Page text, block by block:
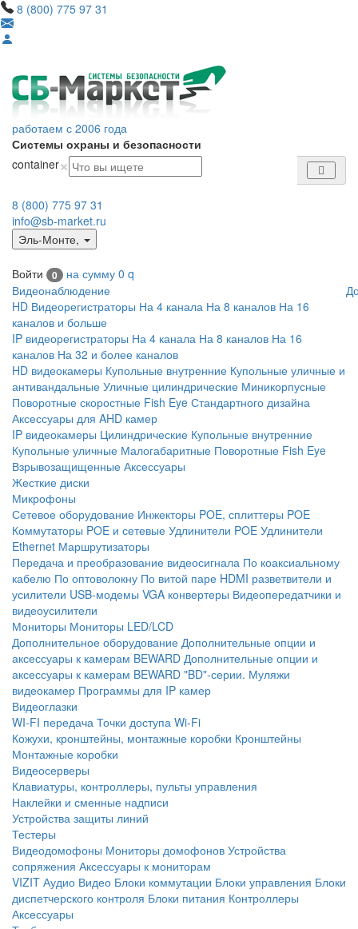
8 (800) 775 97 31
работаем с 2006 года
Системы охраны и безопасности
container×
8 (800) 775 97 31
info@sb-market.ru
Эль-Монте,
Войти 0 на сумму 0 q
Видеонаблюдение
HD Видеорегистраторы На 4 канала На 8 каналов На 16
каналов и больше
IP видеорегистраторы На 4 канала На 8 каналов На 16
каналов На 32 и более каналов
HD видеокамеры Купольные внутренние Купольные уличные и
антивандальные Уличные цилиндрические Миникорпусные
Поворотные скоростные Fish Eye Стандартного дизайна
Аксессуары для AHD камер
IP видеокамеры Цилиндрические Купольные внутренние
Купольные уличные Малогабаритные Поворотные Fish Eye
Взрывозащищенные Аксессуары
Жесткие диски
Микрофоны
Сетевое оборудование Инжекторы POE, сплиттеры POE
Коммутаторы POE и сетевые Удлинители POE Удлинители
Ethernet Маршрутизаторы
Передача и преобразование видеосигнала По коаксиальному
кабелю По оптоволокну По витой паре HDMI разветвители и
усилители USB-модемы VGA конвертеры Видеопередатчики и
видеоусилители
Мониторы Мониторы LED/LCD
Дополнительное оборудование Дополнительные опции и
аксессуары к камерам BEWARD Дополнительные опции и
аксессуары к камерам BEWARD "BD"-серии. Муляжи
видеокамер Программы для IP камер
Видеоглазки
WI-FI передача Точки доступа Wi-Fi
Кожухи, кронштейны, монтажные коробки Кронштейны
Монтажные коробки
Видеосерверы
Клавиатуры, контроллеры, пульты управления
Наклейки и сменные надписи
Устройства защиты линий
Тестеры
Видеодомофоны Мониторы домофонов Устройства
сопряжения Аксессуары к мониторам
VIZIT Аудио Видео Блоки коммутации Блоки управления Блоки
диспетчерского контроля Блоки питания Контроллеры
Аксессуары